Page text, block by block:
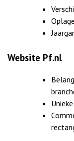
Website Pf.nl